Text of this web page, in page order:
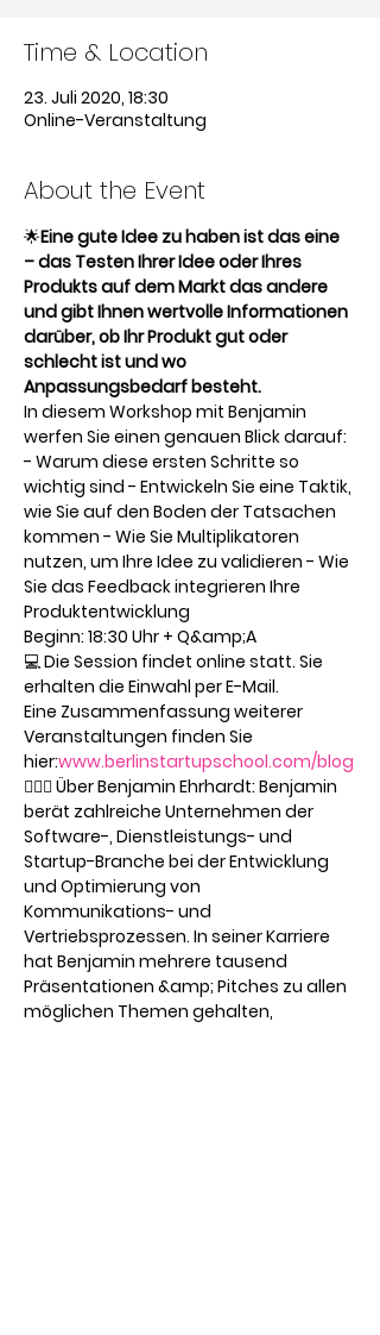
Time & Location
23. Juli 2020, 18:30
Online-Veranstaltung
About the Event
🌟Eine gute Idee zu haben ist das eine
– das Testen Ihrer Idee oder Ihres
Produkts auf dem Markt das andere
und gibt Ihnen wertvolle Informationen
darüber, ob Ihr Produkt gut oder
schlecht ist und wo
Anpassungsbedarf besteht.
In diesem Workshop mit Benjamin
werfen Sie einen genauen Blick darauf:
- Warum diese ersten Schritte so
wichtig sind - Entwickeln Sie eine Taktik,
wie Sie auf den Boden der Tatsachen
kommen - Wie Sie Multiplikatoren
nutzen, um Ihre Idee zu validieren - Wie
Sie das Feedback integrieren Ihre
Produktentwicklung
Beginn: 18:30 Uhr + Q&amp;A
💻 Die Session findet online statt. Sie
erhalten die Einwahl per E-Mail.
Eine Zusammenfassung weiterer
Veranstaltungen finden Sie
hier:www.berlinstartupschool.com/blog
🦸🏻‍♂️ Über Benjamin Ehrhardt: Benjamin
berät zahlreiche Unternehmen der
Software-, Dienstleistungs- und
Startup-Branche bei der Entwicklung
und Optimierung von
Kommunikations- und
Vertriebsprozessen. In seiner Karriere
hat Benjamin mehrere tausend
Präsentationen &amp; Pitches zu allen
möglichen Themen gehalten,